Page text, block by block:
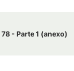
78 - Parte 1 (anexo)